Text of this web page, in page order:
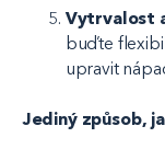
Vytrvalost
buďte
upravit
Jediný způsob,